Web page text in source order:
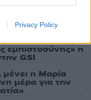
Privacy Policy
Ελλάδας –
εμπιστοσύνης» η
GSI
η Μαρία
μέρα για την